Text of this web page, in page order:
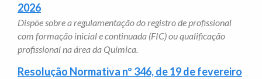
2026
Dispõe sobre a regulamentação do registro de profissional
com formação inicial e continuada (FIC) ou qualificação
profissional na área da Química.
Resolução Normativa nº 346, de 19 de fevereiro